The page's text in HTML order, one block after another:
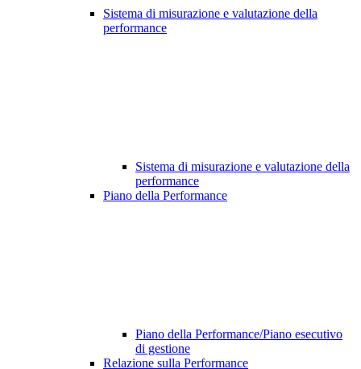
Sistema di misurazione e valutazione della
performance
Sistema di misurazione e valutazione della
performance
Piano della Performance
Piano della Performance/Piano esecutivo
di gestione
Relazione sulla Performance